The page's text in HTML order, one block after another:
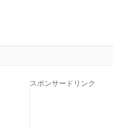
スポンサードリンク